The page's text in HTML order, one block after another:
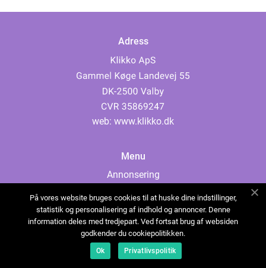
Adress
web: www.klikko.dk
Menu
Annonsering
Cookies
Kontakta oss
Sitemap
På vores website bruges cookies til at huske dine indstillinger,
statistik og personalisering af indhold og annoncer. Denne
information deles med tredjepart. Ved fortsat brug af websiden
godkender du cookiepolitikken.
Ok Privatlivspolitik